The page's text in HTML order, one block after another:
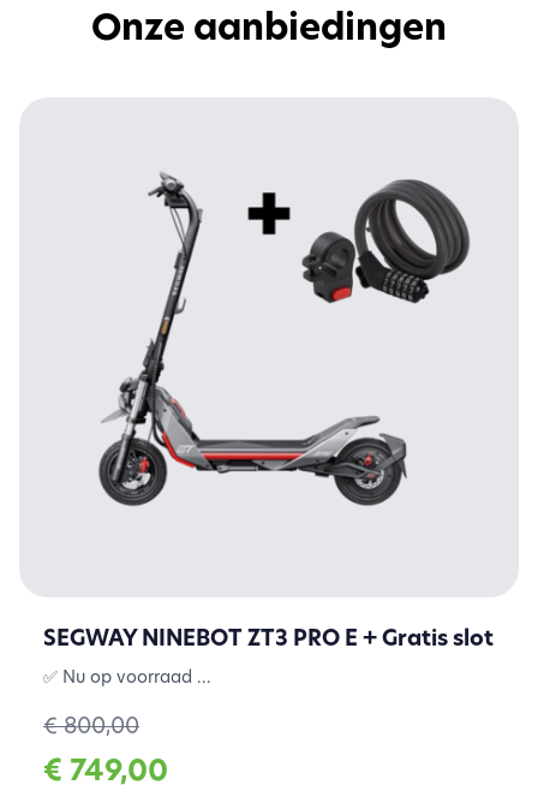
Onze aanbiedingen
SEGWAY NINEBOT ZT3 PRO E + Gratis slot
✅ Nu op voorraad ...
€ 800,00
€ 749,00